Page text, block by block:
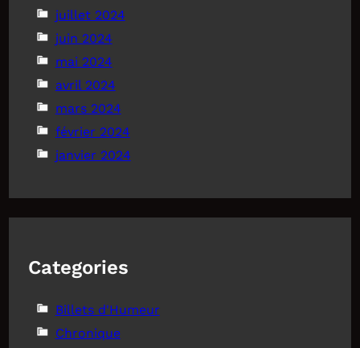
juillet 2024
juin 2024
mai 2024
avril 2024
mars 2024
février 2024
janvier 2024
Categories
Billets d'Humeur
Chronique